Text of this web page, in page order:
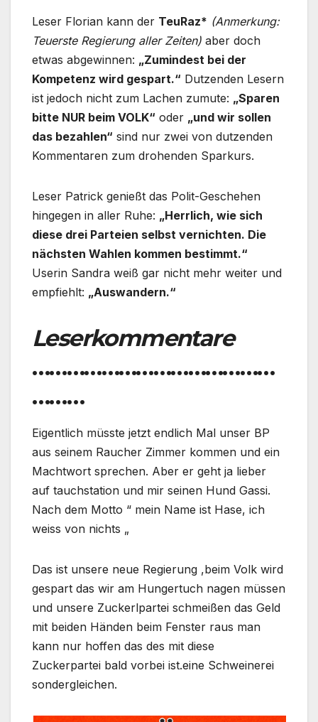
Leser Florian kann der TeuRaz* (Anmerkung:
Teuerste Regierung aller Zeiten) aber doch
etwas abgewinnen: „Zumindest bei der
Kompetenz wird gespart.“ Dutzenden Lesern
ist jedoch nicht zum Lachen zumute: „Sparen
bitte NUR beim VOLK“ oder „und wir sollen
das bezahlen“ sind nur zwei von dutzenden
Kommentaren zum drohenden Sparkurs.
Leser Patrick genießt das Polit-Geschehen
hingegen in aller Ruhe: „Herrlich, wie sich
diese drei Parteien selbst vernichten. Die
nächsten Wahlen kommen bestimmt.“
Userin Sandra weiß gar nicht mehr weiter und
empfiehlt: „Auswandern.“
Leserkommentare
……………………………………
………
Eigentlich müsste jetzt endlich Mal unser BP
aus seinem Raucher Zimmer kommen und ein
Machtwort sprechen. Aber er geht ja lieber
auf tauchstation und mir seinen Hund Gassi.
Nach dem Motto “ mein Name ist Hase, ich
weiss von nichts „
Das ist unsere neue Regierung ,beim Volk wird
gespart das wir am Hungertuch nagen müssen
und unsere Zuckerlpartei schmeißen das Geld
mit beiden Händen beim Fenster raus man
kann nur hoffen das des mit diese
Zuckerpartei bald vorbei ist.eine Schweinerei
sondergleichen.